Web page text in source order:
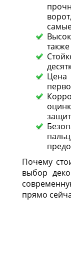
Цена
Почему
выбор
прямо